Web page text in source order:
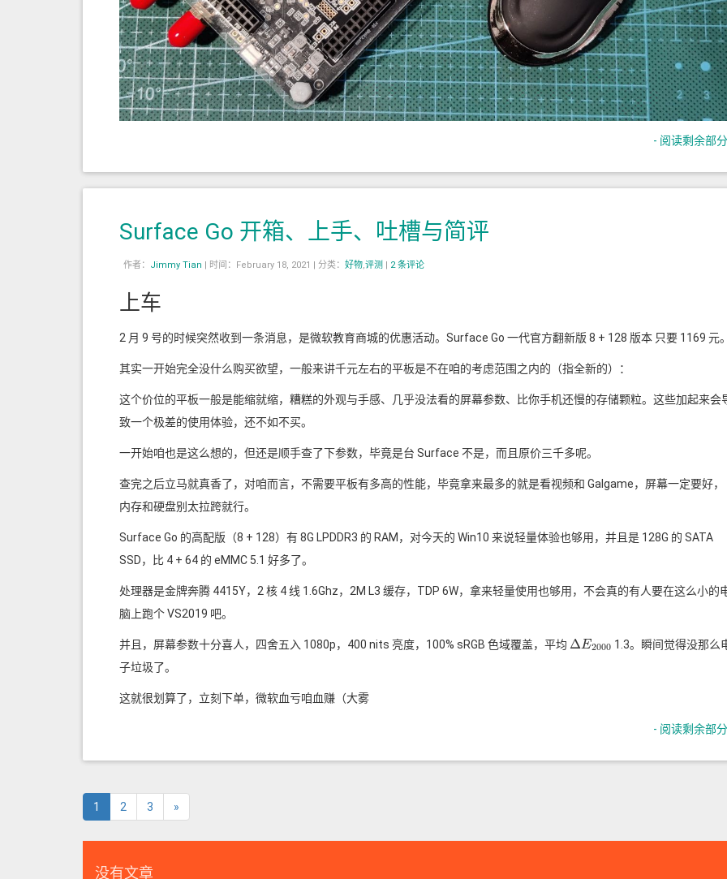
- 阅读剩余部
Surface Go 开箱、上手、吐槽与简评
作者： Jimmy Tian | 时间：February 18, 2021 | 分类： 好物,评测 | 2 条评论
上车
2 月 9 号的时候突然收到一条消息，是微软教育商城的优惠活动。Surface Go 一代官方翻新版 8 + 128 版本 只要 1169 元
其实一开始完全没什么购买欲望，一般来讲千元左右的平板是不在咱的考虑范围之内的（指全新的）：
这个价位的平板一般是能缩就缩，糟糕的外观与手感、几乎没法看的屏幕参数、比你手机还慢的存储颗粒。这些加起来会
致一个极差的使用体验，还不如不买。
一开始咱也是这么想的，但还是顺手查了下参数，毕竟是台 Surface 不是，而且原价三千多呢。
查完之后立马就真香了，对咱而言，不需要平板有多高的性能，毕竟拿来最多的就是看视频和 Galgame，屏幕一定要好，
内存和硬盘别太拉跨就行。
Surface Go 的高配版（8 + 128）有 8G LPDDR3 的 RAM，对今天的 Win10 来说轻量体验也够用，并且是 128G 的 SATA
SSD，比 4 + 64 的 eMMC 5.1 好多了。
处理器是金牌奔腾 4415Y，2 核 4 线 1.6Ghz，2M L3 缓存，TDP 6W，拿来轻量使用也够用，不会真的有人要在这么小的
脑上跑个 VS2019 吧。
并且，屏幕参数十分喜人，四舍五入 1080p，400 nits 亮度，100% sRGB 色域覆盖，平均 ΔE2000
ΔE2000 1.3。瞬间觉得没那么
子垃圾了。
这就很划算了，立刻下单，微软血亏咱血赚（大雾
- 阅读剩余部
1 2 3 »
没有文章